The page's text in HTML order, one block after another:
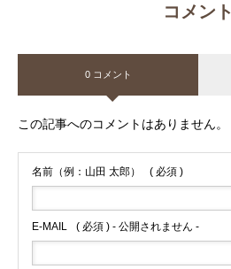
コメント
0 コメント
この記事へのコメントはありません。
名前（例：山田 太郎） ( 必須 )
E-MAIL ( 必須 ) - 公開されません -